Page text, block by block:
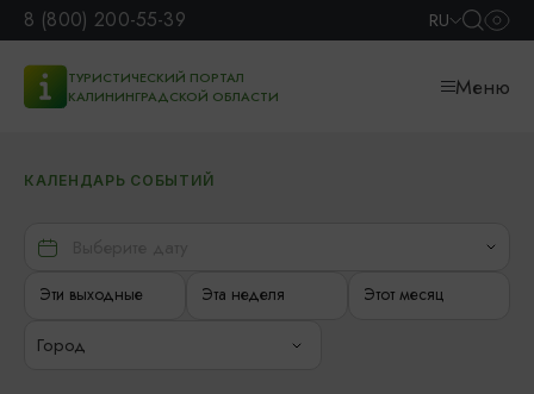
8 (800) 200-55-39 RU
ТУРИСТИЧЕСКИЙ ПОРТАЛ
КАЛИНИНГРАДСКОЙ ОБЛАСТИ
Меню
КАЛЕНДАРЬ СОБЫТИЙ
Эти выходные Эта неделя Этот месяц
Город